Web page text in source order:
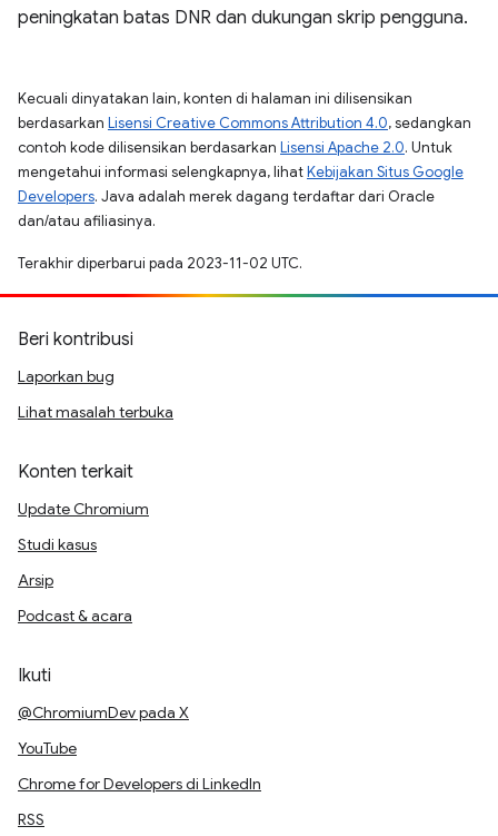
peningkatan batas DNR dan dukungan skrip pengguna.
Kecuali dinyatakan lain, konten di halaman ini dilisensikan
berdasarkan Lisensi Creative Commons Attribution 4.0, sedangkan
contoh kode dilisensikan berdasarkan Lisensi Apache 2.0. Untuk
mengetahui informasi selengkapnya, lihatKebijakan Situs Google
Developers. Java adalah merek dagang terdaftar dari Oracle
dan/atau afiliasinya.
Terakhir diperbarui pada 2023-11-02 UTC.
Beri kontribusi
Laporkan bug
Lihat masalah terbuka
Konten terkait
Update Chromium
Studi kasus
Arsip
Podcast & acara
Ikuti
@ChromiumDev pada X
YouTube
Chrome for Developers di LinkedIn
RSS